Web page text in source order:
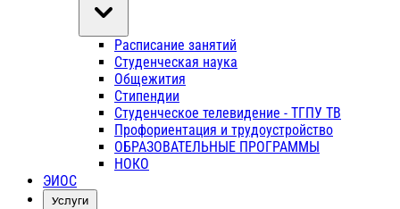
Расписание занятий
Студенческая наука
Общежития
Стипендии
Студенческое телевидение - ТГПУ ТВ
Профориентация и трудоустройство
ОБРАЗОВАТЕЛЬНЫЕ ПРОГРАММЫ
НОКО
ЭИОС
Услуги